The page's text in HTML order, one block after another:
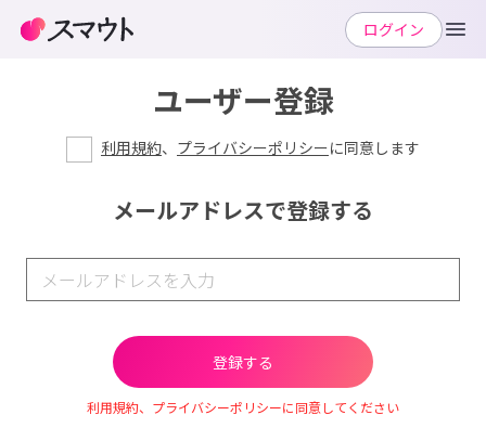
ユーザー登録
利用規約、 プライバシーポリシーに同意します
メールアドレスで登録する
利用規約、プライバシーポリシーに同意してください
ログイン